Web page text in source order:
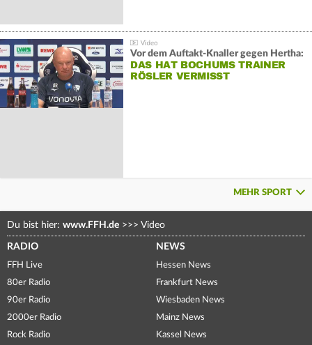
Vor dem Auftakt-Knaller gegen Hertha:
DAS HAT BOCHUMS TRAINER
RÖSLER VERMISST
MEHR SPORT
Du bist hier: www.FFH.de >>> Video
RADIO
FFH Live
80er Radio
90er Radio
2000er Radio
Rock Radio
NEWS
Hessen News
Frankfurt News
Wiesbaden News
Mainz News
Kassel News